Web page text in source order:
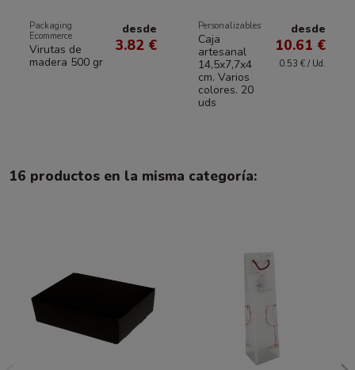
Packaging
Ecommerce
Virutas de
madera 500 gr
desde
3.82 €
Personalizables
Caja
artesanal
14,5x7,7x4
cm. Varios
colores. 20
uds
desde
10.61 €
0.53 € / Ud.
16 productos en la misma categoría: